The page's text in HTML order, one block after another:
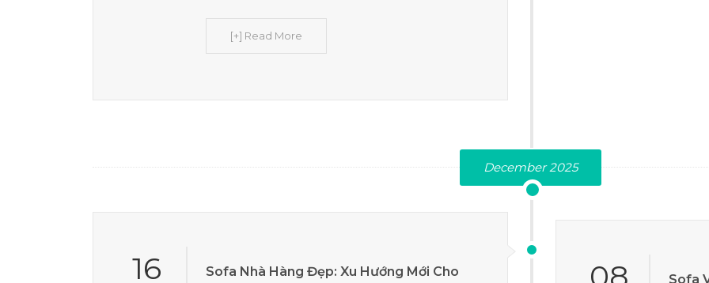
[+] Read More
December 2025
16 Sofa Nhà Hàng Đẹp: Xu Hướng Mới Cho
Sofa